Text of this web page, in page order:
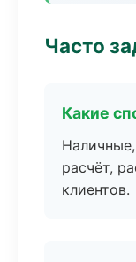
Часто
Какие
расчёт,
клиентов.